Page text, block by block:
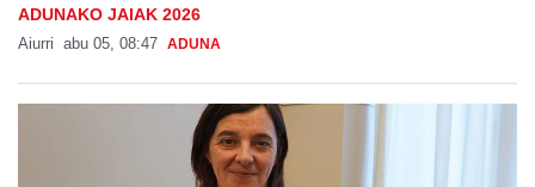
ADUNAKO JAIAK 2026
Aiurri abu 05, 08:47 ADUNA